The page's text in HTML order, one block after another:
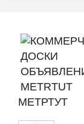
МЕТРТУТ